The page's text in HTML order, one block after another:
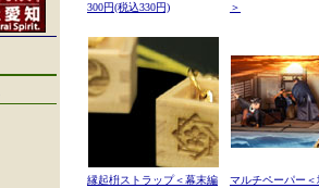
300円(税込330円)
＞
縁起枡ストラップ＜幕末編
マルチペーパー